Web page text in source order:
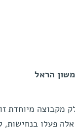
הראל
מקבוצה מיוחדת
פעלו בנחישות,